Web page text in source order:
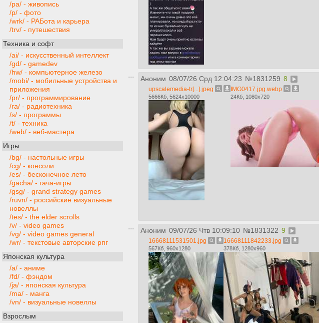
/pa/ - живопись
/p/ - фото
/wrk/ - РАБота и карьера
/trv/ - путешествия
Техника и софт
/ai/ - искусственный интеллект
/gd/ - gamedev
/hw/ - компьютерное железо
/mobi/ - мобильные устройства и
приложения
/pr/ - программирование
/ra/ - радиотехника
/s/ - программы
/t/ - техника
/web/ - веб-мастера
Игры
/bg/ - настольные игры
/cg/ - консоли
/es/ - бесконечное лето
/gacha/ - гача-игры
/gsg/ - grand strategy games
/ruvn/ - российские визуальные
новеллы
/tes/ - the elder scrolls
/v/ - video games
/vg/ - video games general
/wr/ - текстовые авторские рпг
Японская культура
/a/ - аниме
/fd/ - фэндом
/ja/ - японская культура
/ma/ - манга
/vn/ - визуальные новеллы
Взрослым
Аноним 08/07/26 Срд 12:04:23 №1831259 8
upscalemedia-tr[...].jpeg
5666Кб, 5624x10000
IMG0417.jpg.webp
24Кб, 1080x720
Аноним 09/07/26 Чтв 10:09:10 №1831322 9
16668111531501.jpg
567Кб, 960x1280
16668111842233.jpg
378Кб, 1280x960